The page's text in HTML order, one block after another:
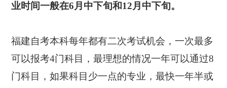
业时间一般在6月中下旬和12月中下旬。
福建自考本科每年都有二次考试机会，一次最多
可以报考4门科目，最理想的情况一年可以通过8
门科目，如果科目少一点的专业，最快一年半或